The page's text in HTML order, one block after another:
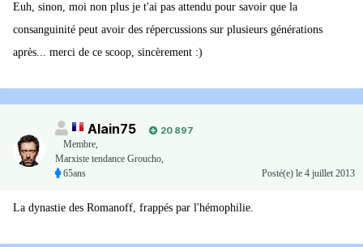
Euh, sinon, moi non plus je t'ai pas attendu pour savoir que la
consanguinité peut avoir des répercussions sur plusieurs générations
après... merci de ce scoop, sincèrement :)
Alain75
20 897
Membre,
Marxiste tendance Groucho,
65ans
Posté(e) le 4 juillet 2013
La dynastie des Romanoff, frappés par l'hémophilie.